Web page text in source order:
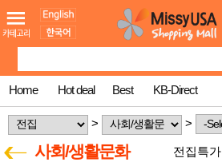
도 어린이
청소년
컬러링
북
한국학
습지
미국학
습지
MissyShop
Login
Home Hot deal Best KB-Direct
> >
사회/생활문화 전집특가